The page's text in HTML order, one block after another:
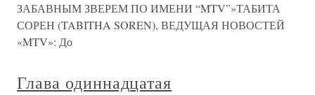
ЗАБАВНЫМ ЗВЕРЕМ ПО ИМЕНИ “MTV”»ТАБИТА
СОРЕН (TABITHA SOREN), ВЕДУЩАЯ НОВОСТЕЙ
«MTV»: До
Глава одиннадцатая